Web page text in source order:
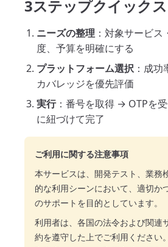
3ステップクイック
ニーズの整理 ：対象サービ
度、予算を明確にする
プラットフォーム選択 ：成功
カバレッジを優先評価
実行：番号を取得 → OTPを
に紐づけて完了
ご利用に関する注意事項
本サービスは、開発テスト、業務
的な利用シーンにおいて、適切か
のサポートを目的としています。
利用者は、各国の法令および関連
約を遵守した上でご利用ください